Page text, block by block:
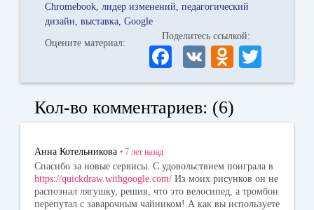
Chromebook лидер изменений
педагогический
дизайн
выставка Google
Оцените материал:
Поделитесь ссылкой:
Fa
ce
bo
ok
V
K
O
dn
la
ni
ki
wi
r
Кол-во комментариев: (6)
Анна Котельникова • 7 лет назад
Спасибо за новые сервисы. С удовольствием поиграла в
https://quickdraw.withgoogle.com/ Из моих рисунков он не
распознал лягушку, решив, что это велосипед, а тромбон
перепутал с заварочным чайником! А как вы используете